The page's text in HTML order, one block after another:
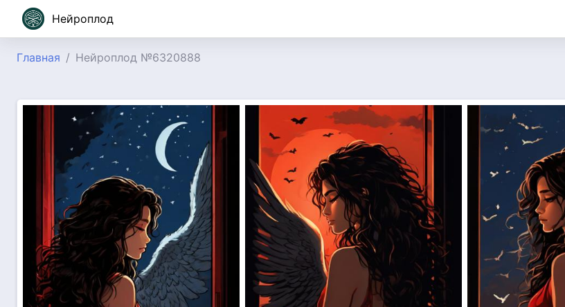
Нейроплод
Главная Нейроплод №6320888